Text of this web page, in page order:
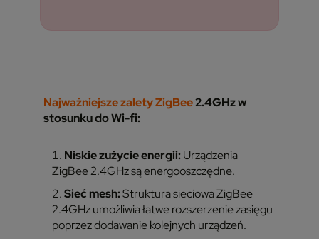
Najważniejsze zalety ZigBee2.4GHz w
stosunku do Wi-fi:
Niskie zużycie energii: Urządzenia
ZigBee 2.4GHz są energooszczędne.
Sieć mesh:Struktura sieciowa ZigBee
2.4GHz umożliwia łatwe rozszerzenie zasięgu
poprzez dodawanie kolejnych urządzeń.